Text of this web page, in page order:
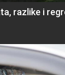
razlike i